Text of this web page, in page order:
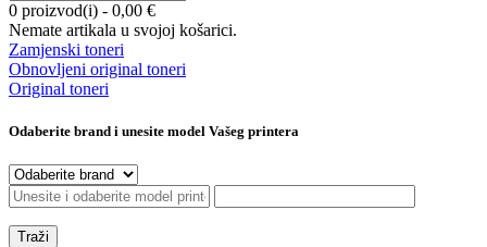
0 proizvod(i) - 0,00 €
Nemate artikala u svojoj košarici.
Zamjenski toneri
Obnovljeni original toneri
Original toneri
Odaberite brand i unesite model Vašeg printera
Traži